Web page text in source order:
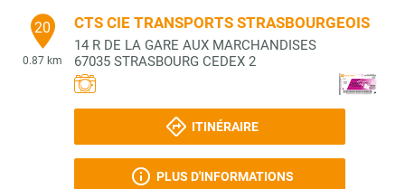
20
0.87 km
CTS CIE TRANSPORTS STRASBOURGEOIS
14 R DE LA GARE AUX MARCHANDISES
67035 STRASBOURG CEDEX 2
ITINÉRAIRE
PLUS D'INFORMATIONS